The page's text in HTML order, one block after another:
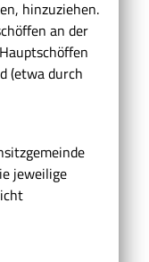
hinzuziehen.
an der
(etwa durch
jeweilige